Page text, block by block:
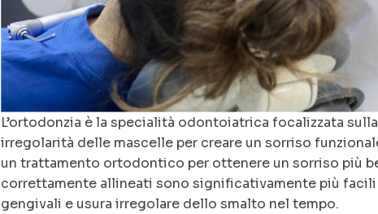
L’ortodonzia è la specialità odontoiatrica focalizzata
irregolarità delle mascelle per creare un sorriso
un trattamento ortodontico per ottenere un sorriso più
correttamente allineati sono significativamente più
gengivali e usura irregolare dello smalto nel tempo.